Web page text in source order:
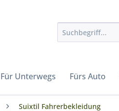
Für Unterwegs Fürs Auto
Suixtil Fahrerbekleidung